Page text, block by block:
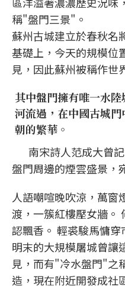
稱"盤門三景"。
蘇州古城建立於春秋名
基礎上，今天的規模位
見，因此蘇州被稱作世
其中盤門擁有唯一水
河流過，在中國古城
朝的繁華。
南宋詩人范成大曾
盤門周邊的煙雲盛景，
人語嘲喧晚吹涼，萬窗
渡，一簇紅樓壓女牆。
認飄香。 輕裘駿馬慵穿
明末的大規模屠城曾讓
見，而有"冷水盤門"之
造，現在附近開發成社